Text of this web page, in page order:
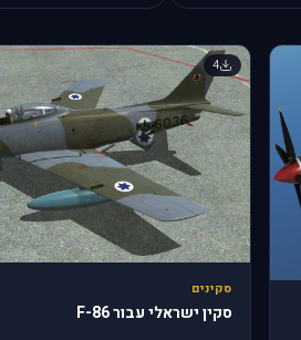
4
סקינים
סקין ישראלי עבור F-86